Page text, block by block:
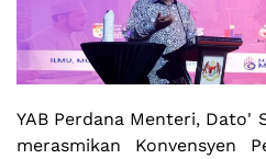
YAB Perdana Menteri, Dato'
merasmikan Konvensyen